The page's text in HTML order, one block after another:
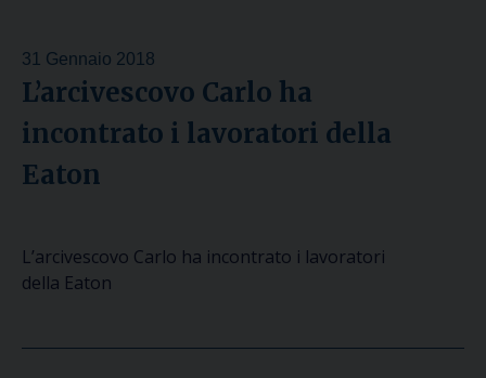
31 Gennaio 2018
L’arcivescovo Carlo ha
incontrato i lavoratori della
Eaton
L’arcivescovo Carlo ha incontrato i lavoratori
della Eaton